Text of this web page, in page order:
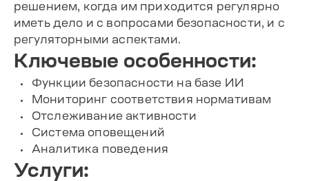
решением, когда им приходится регулярно
иметь дело и с вопросами безопасности, и с
регуляторными аспектами.
Ключевые особенности:
Функции безопасности на базе ИИ
Мониторинг соответствия нормативам
Отслеживание активности
Система оповещений
Аналитика поведения
Услуги: